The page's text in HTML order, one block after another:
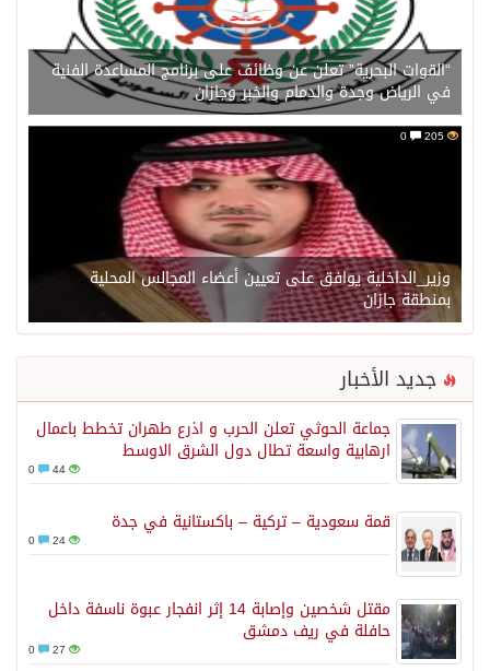
“القوات البحرية” تعلن عن وظائف على برنامج المساعدة الفنية
في الرياض وجدة والدمام والخبر وجازان
205
وزير_الداخلية يوافق على تعيين أعضاء المجالس المحلية
بمنطقة جازان
جديد الأخبار
جماعة الحوثي تعلن الحرب و اذرع طهران تخطط باعمال
ارهابية واسعة تطال دول الشرق الاوسط
44
قمة سعودية – تركية – باكستانية في جدة
24
مقتل شخصين وإصابة 14 إثر انفجار عبوة ناسفة داخل
حافلة في ريف دمشق
27